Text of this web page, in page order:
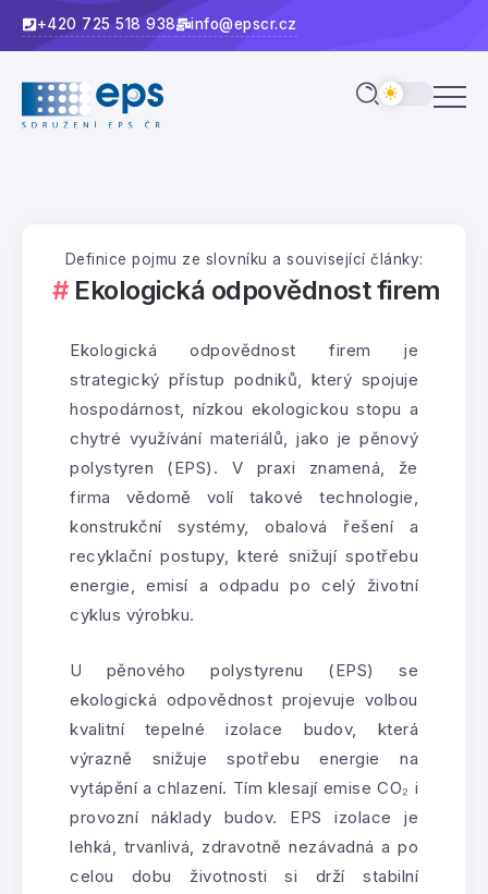
+420 725 518 938 info@epscr.cz
Definice pojmu ze slovníku a související články:
Ekologická odpovědnost firem
Ekologická odpovědnost firem je
strategický přístup podniků, který spojuje
hospodárnost, nízkou ekologickou stopu a
chytré využívání materiálů, jako je pěnový
polystyren (EPS). V praxi znamená, že
firma vědomě volí takové technologie,
konstrukční systémy, obalová řešení a
recyklační postupy, které snižují spotřebu
energie, emisí a odpadu po celý životní
cyklus výrobku.
U pěnového polystyrenu (EPS) se
ekologická odpovědnost projevuje volbou
kvalitní tepelné izolace budov, která
výrazně snižuje spotřebu energie na
vytápění a chlazení. Tím klesají emise CO₂ i
provozní náklady budov. EPS izolace je
lehká, trvanlivá, zdravotně nezávadná a po
celou dobu životnosti si drží stabilní